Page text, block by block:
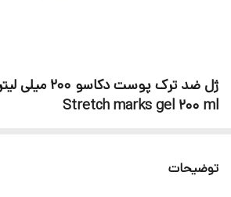
Stretch marks gel 200 ml
توضیحات